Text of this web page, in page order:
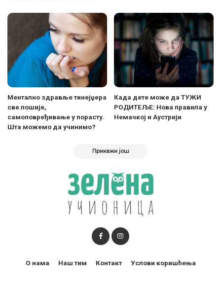
Ментално здравље тинејџера
све лошије,
самоповређивање у порасту.
Шта можемо да учинимо?
Када дете може да ТУЖИ
РОДИТЕЉЕ: Нова правила у
Немачкој и Аустрији
Прикажи још
О нама Наш тим Контакт Услови коришћења